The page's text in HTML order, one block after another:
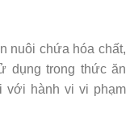
nuôi chứa hóa chất,
dụng trong thức ăn
với hành vi vi phạm